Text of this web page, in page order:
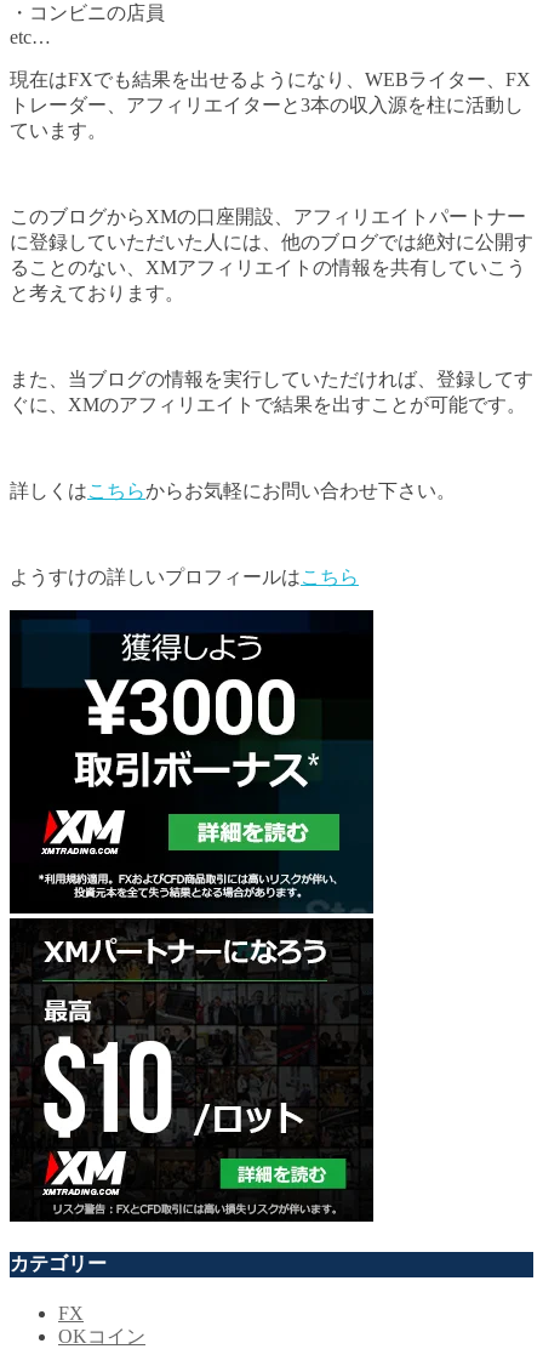
・コンビニの店員
etc…
現在はFXでも結果を出せるようになり、WEBライター、FX
トレーダー、アフィリエイターと3本の収入源を柱に活動し
ています。
このブログからXMの口座開設、アフィリエイトパートナー
に登録していただいた人には、他のブログでは絶対に公開す
ることのない、XMアフィリエイトの情報を共有していこう
と考えております。
また、当ブログの情報を実行していただければ、登録してす
ぐに、XMのアフィリエイトで結果を出すことが可能です。
詳しくはこちらからお気軽にお問い合わせ下さい。
ようすけの詳しいプロフィールはこちら
カテゴリー
FX
OKコイン